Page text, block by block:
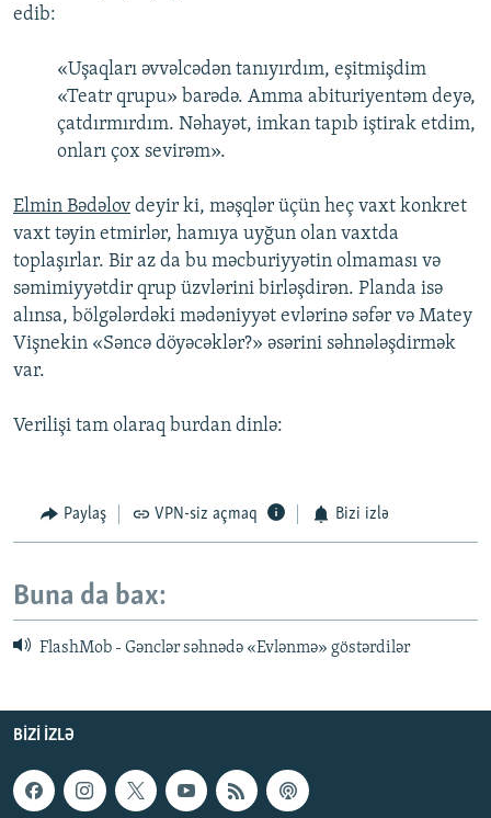
edib:
«Uşaqları əvvəlcədən tanıyırdım, eşitmişdim
«Teatr qrupu» barədə. Amma abituriyentəm deyə,
çatdırmırdım. Nəhayət, imkan tapıb iştirak etdim,
onları çox sevirəm».
Elmin Bədəlov deyir ki, məşqlər üçün heç vaxt konkret
vaxt təyin etmirlər, hamıya uyğun olan vaxtda
toplaşırlar. Bir az da bu məcburiyyətin olmaması və
səmimiyyətdir qrup üzvlərini birləşdirən. Planda isə
alınsa, bölgələrdəki mədəniyyət evlərinə səfər və Matey
Vişnekin «Səncə döyəcəklər?» əsərini səhnələşdirmək
var.
Verilişi tam olaraq burdan dinlə:
Paylaş VPN-siz açmaq Bizi izlə
Buna da bax:
FlashMob - Gənclər səhnədə «Evlənmə» göstərdilər
BIZI IZLƏ